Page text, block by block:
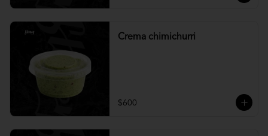
Crema chimichurri
$600